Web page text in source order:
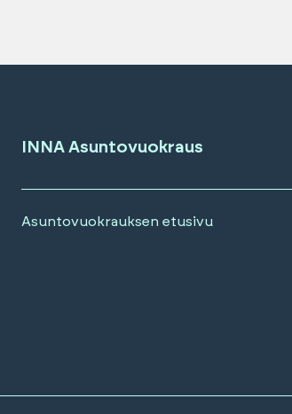
INNA Asuntovuokraus
Asuntovuokrauksen etusivu